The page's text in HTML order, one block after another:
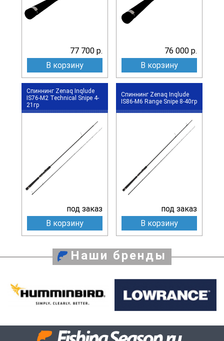
77 700 р.
В корзину
76 000 р.
В корзину
Спиннинг Zenaq Inqlude
IS76-M2 Technical Snipe 4-
21гр
под заказ
В корзину
Спиннинг Zenaq Inqlude
IS86-M6 Range Snipe 8-40гр
под заказ
В корзину
Наши бренды